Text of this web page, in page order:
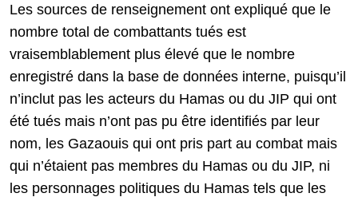
Les sources de renseignement ont expliqué que le
nombre total de combattants tués est
vraisemblablement plus élevé que le nombre
enregistré dans la base de données interne, puisqu’il
n’inclut pas les acteurs du Hamas ou du JIP qui ont
été tués mais n’ont pas pu être identifiés par leur
nom, les Gazaouis qui ont pris part au combat mais
qui n’étaient pas membres du Hamas ou du JIP, ni
les personnages politiques du Hamas tels que les